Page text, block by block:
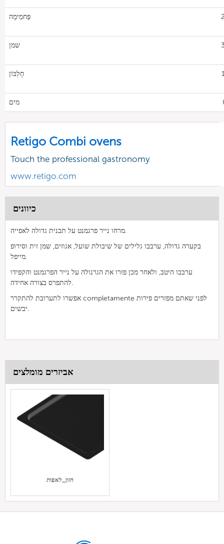
פַּחמֵימָה
שמן
חֶלְבּוֹן
מים
Retigo Combi ovens
Touch the professional gastronomy
www.retigo.com
כיוונים
מרחו נייר פרגמנט על תבנית גדולה לאפייה.
בקערה גדולה, ערבבו גלילים של שיבולת שועל, אגוזים, שמן זית וסירופ
מייפל.
ערבבו היטב, ולאחר מכן פזרו את הגרנולה על נייר הפרגמנט והקפידו
להתפרס בצורה אחידה.
אפשרו לתערובת להתקרר completamente לפני שאתם מפזרים פירות
יבשים.
אביזרים מומלצים
חזון_לאפות